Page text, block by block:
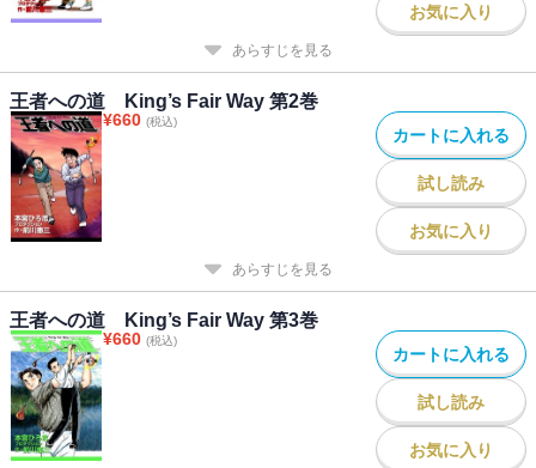
お気に入り
あらすじを見る
王者への道 King’s Fair Way 第2巻
¥660 (税込)
カートに入れる
試し読み
お気に入り
あらすじを見る
王者への道 King’s Fair Way 第3巻
¥660 (税込)
カートに入れる
試し読み
お気に入り